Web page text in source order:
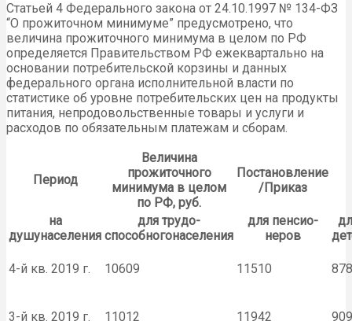
Статьей 4 Федерального закона от 24.10.1997 № 134-ФЗ
“О прожиточном минимуме” предусмотрено, что
величина прожиточного минимума в целом по РФ
определяется Правительством РФ ежеквартально на
основании потребительской корзины и данных
федерального органа исполнительной власти по
статистике об уровне потребительских цен на продукты
питания, непродовольственные товары и услуги и
расходов по обязательным платежам и сборам.
Период
Величина
прожиточного
минимума в целом
по РФ, руб.
Постановление
/Приказ
на
душунаселения
для трудо-
способногонаселения
для пенсио-
неров
4-й кв. 2019 г. 10609 11510
3-й кв. 2019 г. 11012 11942